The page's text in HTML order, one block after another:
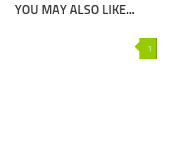
YOU MAY ALSO LIKE...
1